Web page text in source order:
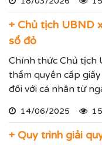
+ Chủ tịch UBND
sổ đỏ
Chính thức Chủ tịch
thẩm quyền cấp
đối với cá nhân từ
14/06/2025
+ Quy trình giải